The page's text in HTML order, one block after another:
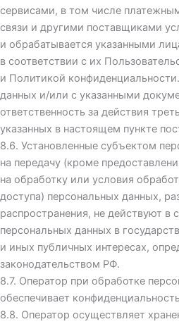
сервисами, в том числе
связи и другими поставщиками
и обрабатывается указанными
в соответствии с их
и Политикой
данных и/или с указанными
ответственность за действия
указанных в настоящем пункте
8.6. Установленные субъектом
на передачу (кроме
на обработку или условия
доступа) персональных данных,
распространения, не действуют в
персональных данных в
и иных публичных интересах,
законодательством РФ.
8.7. Оператор при обработке
обеспечивает
8.8. Оператор осуществляет